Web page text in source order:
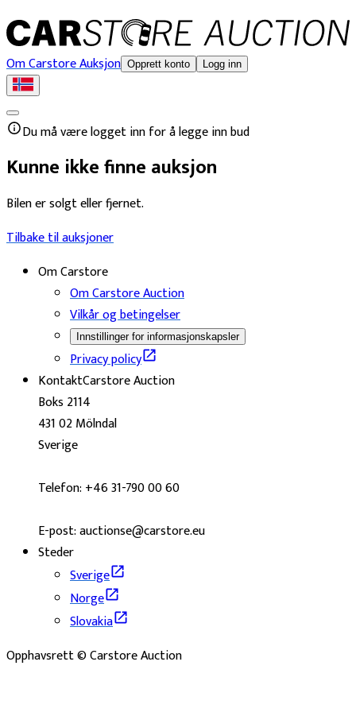
Om Carstore Auksjon Opprett konto Logg inn
Du må være logget inn for å legge inn bud
Kunne ikke finne auksjon
Bilen er solgt eller fjernet.
Tilbake til auksjoner
Om Carstore
Om Carstore Auction
Vilkår og betingelser
Innstillinger for informasjonskapsler
Privacy policy
KontaktCarstore Auction
Boks 2114
431 02 Mölndal
Sverige
Telefon: +46 31-790 00 60
E-post: auctionse@carstore.eu
Steder
Sverige
Norge
Slovakia
Opphavsrett © Carstore Auction